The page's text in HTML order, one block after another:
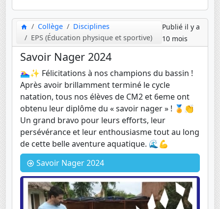
Collège
Disciplines
EPS (Éducation physique et sportive)
Publié il y a
10 mois
Savoir Nager 2024
🏊‍♀️✨ Félicitations à nos champions du bassin !
Après avoir brillamment terminé le cycle
natation, tous nos élèves de CM2 et 6eme ont
obtenu leur diplôme du « savoir nager » ! 🏅👏
Un grand bravo pour leurs efforts, leur
persévérance et leur enthousiasme tout au long
de cette belle aventure aquatique. 🌊💪
Savoir Nager 2024